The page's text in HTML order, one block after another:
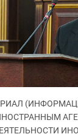
КАВКАЗ